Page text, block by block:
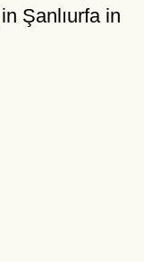
in Şanlıurfa in